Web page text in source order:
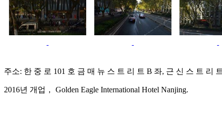
주소: 한 중 로 101 호 금 매 뉴 스 트 리 트 B 좌, 근 신 스 트 리
2016년 개업， Golden Eagle International Hotel Nanjing.